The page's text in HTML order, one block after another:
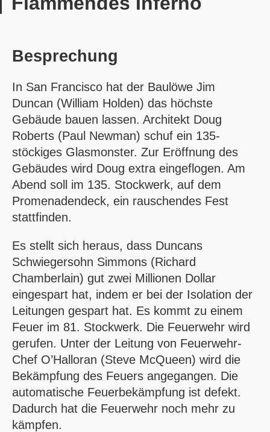
Besprechung
In San Francisco hat der Baulöwe Jim
Duncan (William Holden) das höchste
Gebäude bauen lassen. Architekt Doug
Roberts (Paul Newman) schuf ein 135-
stöckiges Glasmonster. Zur Eröffnung des
Gebäudes wird Doug extra eingeflogen. Am
Abend soll im 135. Stockwerk, auf dem
Promenadendeck, ein rauschendes Fest
stattfinden.
Es stellt sich heraus, dass Duncans
Schwiegersohn Simmons (Richard
Chamberlain) gut zwei Millionen Dollar
eingespart hat, indem er bei der Isolation der
Leitungen gespart hat. Es kommt zu einem
Feuer im 81. Stockwerk. Die Feuerwehr wird
gerufen. Unter der Leitung von Feuerwehr-
Chef O’Halloran (Steve McQueen) wird die
Bekämpfung des Feuers angegangen. Die
automatische Feuerbekämpfung ist defekt.
Dadurch hat die Feuerwehr noch mehr zu
kämpfen.